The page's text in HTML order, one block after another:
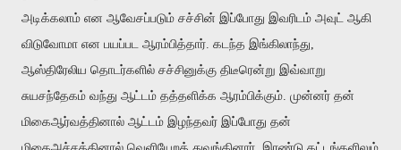
அடிக்கலாம் என ஆவேசப்படும் சச்சின் இப்போது இவரிடம் அவுட் ஆகி
விடுவோமா என பயப்பட ஆரம்பித்தார். கடந்த இங்கிலாந்து,
ஆஸ்திரேலிய தொடர்களில் சச்சினுக்கு திடீரென்று இவ்வாறு
சுயசந்தேகம் வந்து ஆட்டம் தத்தளிக்க ஆரம்பிக்கும். முன்னர் தன்
மிகைஆர்வத்தினால் ஆட்டம் இழந்தவர் இப்போது தன்